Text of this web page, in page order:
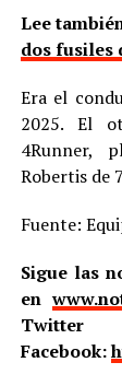
Lee
dos fusiles
Era el
2025. El
4Runner,
Robertis de
Fuente:
Sigue las
en
Facebook: